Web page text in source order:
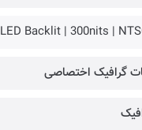
LED Backlit | 300nits |
گرافیک اختصاصی